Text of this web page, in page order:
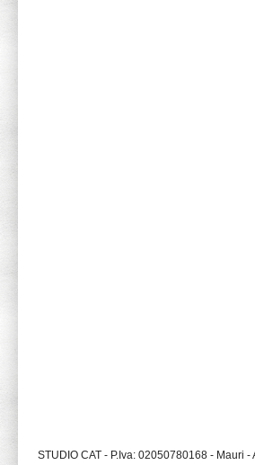
STUDIO CAT - P.Iva: 02050780168 - Mauri